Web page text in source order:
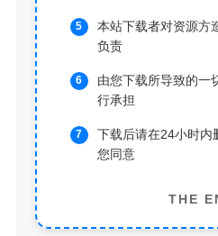
本站下载者对资源方
负责
由您下载所导致的一
行承担
下载后请在24小时内
您同意
THE